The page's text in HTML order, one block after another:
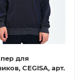
для
CEGISA, арт.